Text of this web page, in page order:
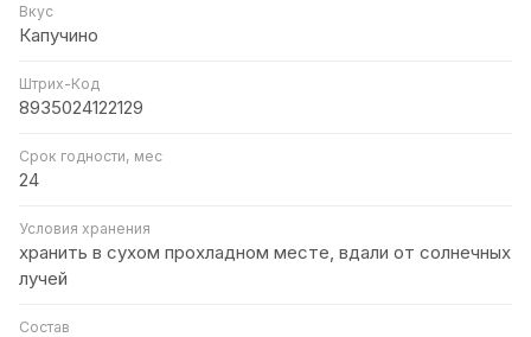
Вкус
Капучино
Штрих-Код
8935024122129
Срок годности, мес
24
Условия хранения
хранить в сухом прохладном месте, вдали от солнечных
лучей
Состав